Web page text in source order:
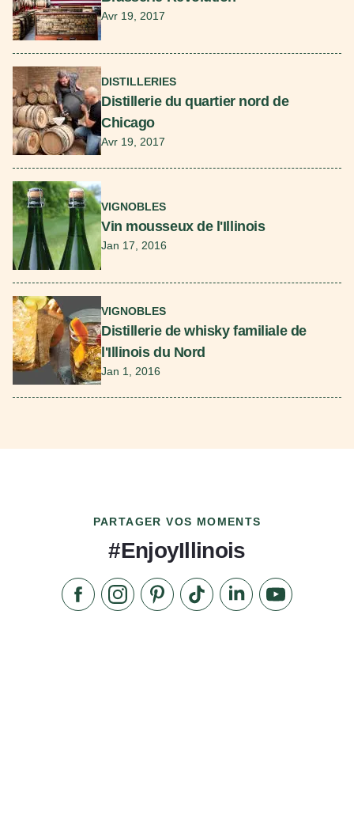
Avr 19, 2017
DISTILLERIES
Distillerie du quartier nord de
Chicago
Avr 19, 2017
VIGNOBLES
Vin mousseux de l'Illinois
Jan 17, 2016
VIGNOBLES
Distillerie de whisky familiale de
l'Illinois du Nord
Jan 1, 2016
PARTAGER VOS MOMENTS
#EnjoyIllinois
Aimez-nous sur Facebook
Suivez-nous sur Instagram
Consultez notre Pinterest
Suivez-nous sur TikTok
Suivez-nous sur
S'abonner à